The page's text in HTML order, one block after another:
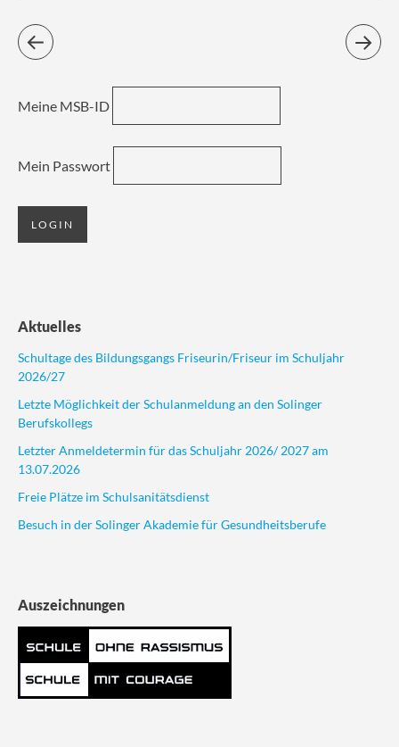
Meine MSB-ID
Mein Passwort
Aktuelles
Schultage des Bildungsgangs Friseurin/Friseur im Schuljahr
2026/27
Letzte Möglichkeit der Schulanmeldung an den Solinger
Berufskollegs
Letzter Anmeldetermin für das Schuljahr 2026/ 2027 am
13.07.2026
Freie Plätze im Schulsanitätsdienst
Besuch in der Solinger Akademie für Gesundheitsberufe
Auszeichnungen